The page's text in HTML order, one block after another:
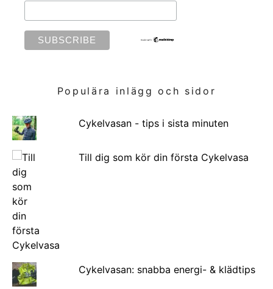
Populära inlägg och sidor
Cykelvasan - tips i sista minuten
Till dig som kör din första Cykelvasa
Cykelvasan: snabba energi- & klädtips